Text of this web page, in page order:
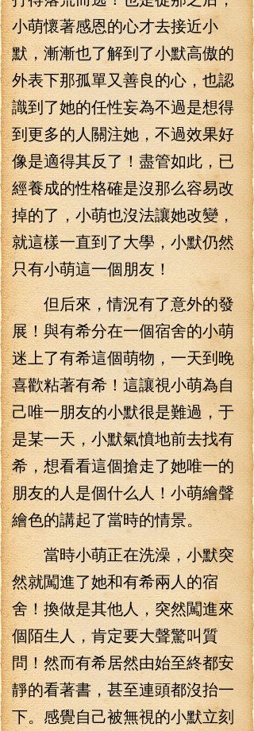
小萌懷著感恩的心才去接近小
默，漸漸也了解到了小默高傲的
外表下那孤單又善良的心，也認
識到了她的任性妄為不過是想得
到更多的人關注她，不過效果好
像是適得其反了！盡管如此，已
經養成的性格確是沒那么容易改
掉的了，小萌也沒法讓她改變，
就這樣一直到了大學，小默仍然
只有小萌這一個朋友！
但后來，情況有了意外的發
展！與有希分在一個宿舍的小萌
迷上了有希這個萌物，一天到晚
喜歡粘著有希！這讓視小萌為自
己唯一朋友的小默很是難過，于
是某一天，小默氣憤地前去找有
希，想看看這個搶走了她唯一的
朋友的人是個什么人！小萌繪聲
繪色的講起了當時的情景。
當時小萌正在洗澡，小默突
然就闖進了她和有希兩人的宿
舍！換做是其他人，突然闖進來
個陌生人，肯定要大聲驚叫質
問！然而有希居然由始至終都安
靜的看著書，甚至連頭都沒抬一
下。感覺自己被無視的小默立刻